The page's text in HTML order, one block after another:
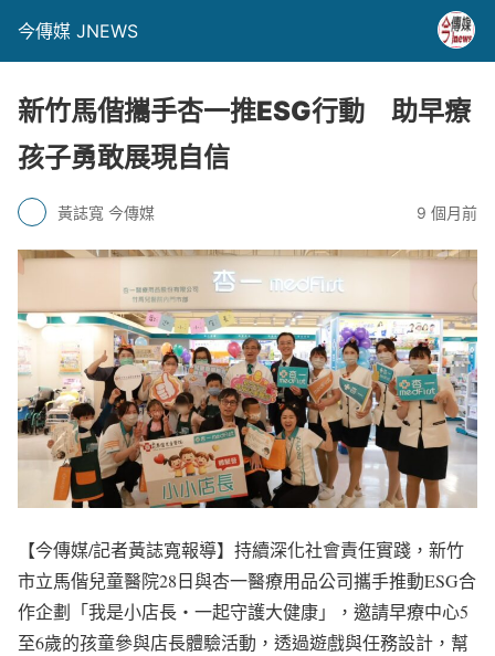
今傳媒 JNEWS
新竹馬偕攜手杏一推ESG行動 助早療
孩子勇敢展現自信
黃誌寬 今傳媒 9 個月前
【今傳媒/記者黃誌寬報導】持續深化社會責任實踐，新竹
市立馬偕兒童醫院28日與杏一醫療用品公司攜手推動ESG合
作企劃「我是小店長・一起守護大健康」，邀請早療中心5
至6歲的孩童參與店長體驗活動，透過遊戲與任務設計，幫